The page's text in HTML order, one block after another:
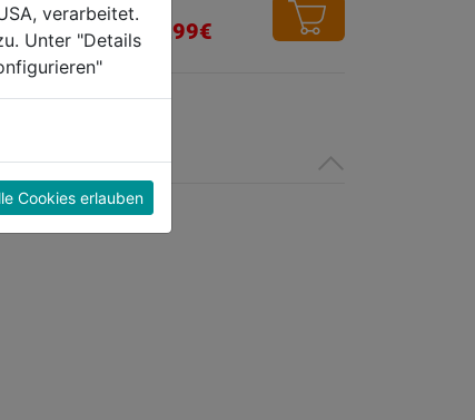
5
89,99€
verarbeitet.
Unter "Details
Cookies erlauben